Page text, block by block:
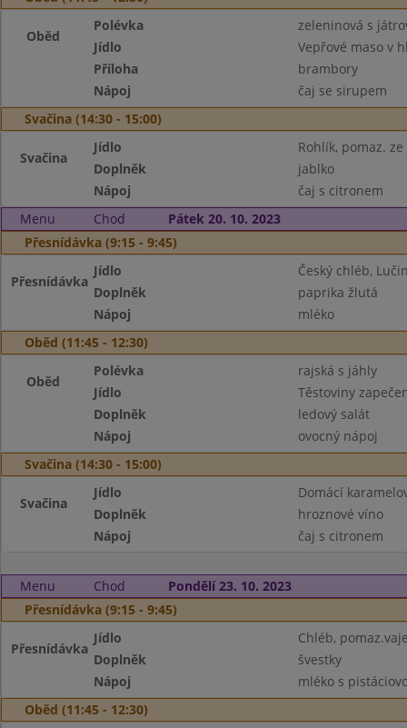
Oběd
Polévka
zeleninová s
Jídlo
Vepřové maso v
Příloha
brambory
Nápoj
čaj se sirupem
Svačina (14:30 - 15:00)
Svačina
Jídlo
Rohlík, pomaz. ze
Doplněk
jablko
Nápoj
čaj s citronem
Menu
Chod
Pátek 20. 10. 2023
Přesnídávka (9:15 - 9:45)
Přesnídávka
Jídlo
Český chléb,
Doplněk
paprika žlutá
Nápoj
mléko
Oběd (11:45 - 12:30)
Oběd
Polévka
rajská s jáhly
Jídlo
Těstoviny
Doplněk
ledový salát
Nápoj
ovocný nápoj
Svačina (14:30 - 15:00)
Svačina
Jídlo
Domácí
Doplněk
hroznové víno
Nápoj
čaj s citronem
Menu Chod
Pondělí 23. 10. 2023
Přesnídávka (9:15 - 9:45)
Přesnídávka
Jídlo
Chléb,
Doplněk
švestky
Nápoj
mléko s
Oběd (11:45 - 12:30)